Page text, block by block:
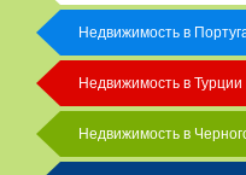
Недвижимость в
Недвижимость в Турции
Недвижимость в